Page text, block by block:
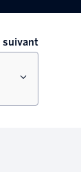
suivant